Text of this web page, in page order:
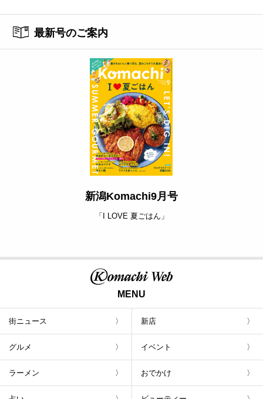
最新号のご案内
新潟Komachi9月号
「I LOVE 夏ごはん」
MENU
街ニュース 新店
グルメ イベント
ラーメン おでかけ